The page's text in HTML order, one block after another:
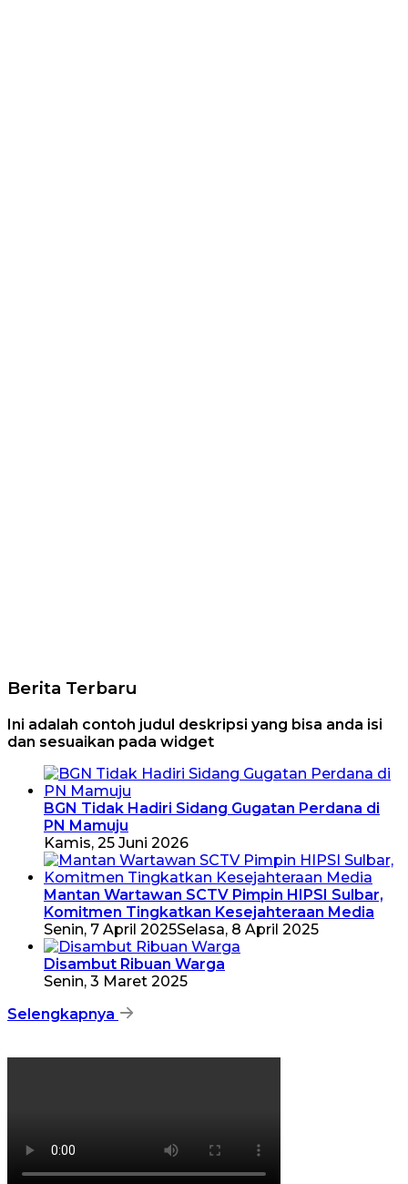
Berita Terbaru
Ini adalah contoh judul deskripsi yang bisa anda isi
dan sesuaikan pada widget
BGN Tidak Hadiri Sidang Gugatan Perdana di
PN Mamuju
Kamis, 25 Juni 2026
Mantan Wartawan SCTV Pimpin HIPSI Sulbar,
Komitmen Tingkatkan Kesejahteraan Media
Senin, 7 April 2025Selasa, 8 April 2025
Disambut Ribuan Warga
Senin, 3 Maret 2025
Selengkapnya